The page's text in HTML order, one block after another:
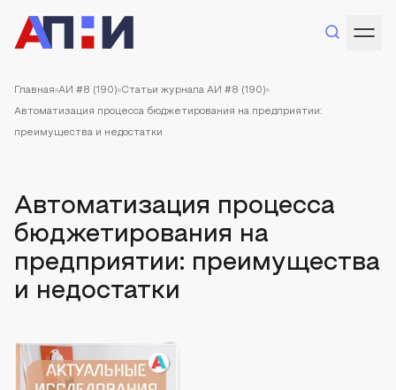
Главная АИ #8 (190) Статьи журнала АИ #8 (190)
Автоматизация процесса бюджетирования на предприятии:
преимущества и недостатки
Автоматизация процесса
бюджетирования на
предприятии: преимущества
и недостатки